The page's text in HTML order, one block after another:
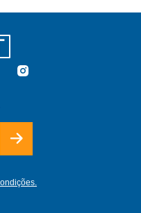
Instagram